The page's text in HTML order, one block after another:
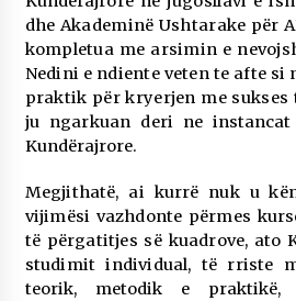
dhe Akademinë Ushtarake për
kompletua me arsimin e
Nedini e ndiente veten te afte si
praktik për kryerjen me sukses
ju ngarkuan deri ne
Kundërajrore.
Megjithatë, ai kurrë nuk u
vijimësi vazhdonte përmes
të përgatitjes së kuadrove, ato
studimit individual, të rriste
teorik, metodik e praktikë,